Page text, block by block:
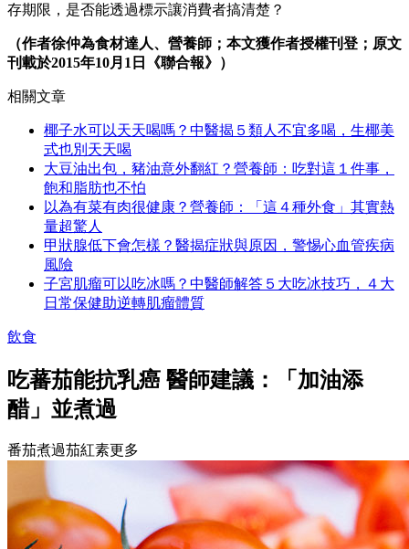
存期限，是否能透過標示讓消費者搞清楚？
（作者徐仲為食材達人、營養師；本文獲作者授權刊登；原文
刊載於2015年10月1日《聯合報》）
相關文章
椰子水可以天天喝嗎？中醫揭５類人不宜多喝，生椰美
式也別天天喝
大豆油出包，豬油意外翻紅？營養師：吃對這１件事，
飽和脂肪也不怕
以為有菜有肉很健康？營養師：「這４種外食」其實熱
量超驚人
甲狀腺低下會怎樣？醫揭症狀與原因，警惕心血管疾病
風險
子宮肌瘤可以吃冰嗎？中醫師解答５大吃冰技巧，４大
日常保健助逆轉肌瘤體質
飲食
吃蕃茄能抗乳癌 醫師建議：「加油添
醋」並煮過
番茄煮過茄紅素更多